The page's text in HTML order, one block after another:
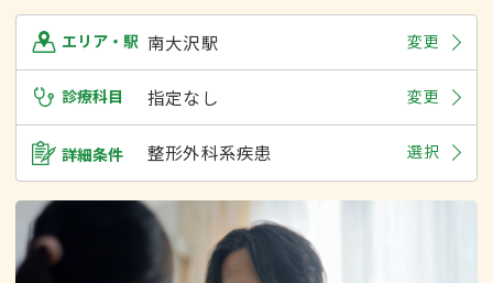
エリア・駅 南大沢駅 変更
診療科目 指定なし 変更
詳細条件 整形外科系疾患 選択